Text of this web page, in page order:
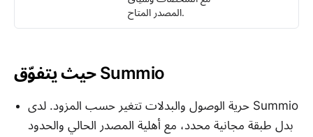
المصدر المتاح.
حيث يتفوّق Summio
حرية الوصول والبدلات تتغير حسب المزود. لدى Summio
بدل طبقة مجانية محدد، مع أهلية المصدر الحالي والحدود